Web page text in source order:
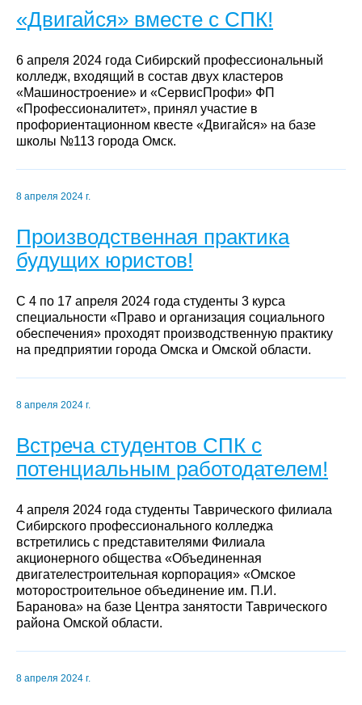
«Двигайся» вместе с СПК!
6 апреля 2024 года Сибирский профессиональный
колледж, входящий в состав двух кластеров
«Машиностроение» и «СервисПрофи» ФП
«Профессионалитет», принял участие в
профориентационном квесте «Двигайся» на базе
школы №113 города Омск.
8 апреля 2024 г.
Производственная практика
будущих юристов!
С 4 по 17 апреля 2024 года студенты 3 курса
специальности «Право и организация социального
обеспечения» проходят производственную практику
на предприятии города Омска и Омской области.
8 апреля 2024 г.
Встреча студентов СПК с
потенциальным работодателем!
4 апреля 2024 года студенты Таврического филиала
Сибирского профессионального колледжа
встретились с представителями Филиала
акционерного общества «Объединенная
двигателестроительная корпорация» «Омское
моторостроительное объединение им. П.И.
Баранова» на базе Центра занятости Таврического
района Омской области.
8 апреля 2024 г.